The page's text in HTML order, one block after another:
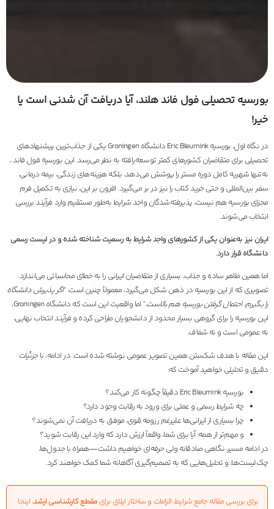
بورسیه تحصیلی فول فاند هلند، آیا دریافت آن شدنی است یا
خیر!
در نگاه اول، بورسیه Eric Bleumink دانشگاه Groningen یکی از جذاب‌ترین پیشنهادهای
تحصیلی برای متقاضیان کشورهای کمتر توسعه‌یافته به نظر می‌رسد. این بورسیه فول فاند ،
نه‌تنها شهریه کامل دوره مستر را پوشش می‌دهد، بلکه هزینه‌های زندگی، بیمه درمانی،
سفر بین‌المللی و حتی خرید کتاب را نیز در بر می‌گیرد. افزون بر این، نیازی به تکمیل فرم
مجزای بورسیه هم نیست، پذیرفته‌شدگان واجد شرایط به‌طور مستقیم وارد فرآیند بررسی
انتخاب می‌شوند.
ایران نیز به‌عنوان یکی از کشورهای واجد شرایط به رسمیت شناخته شده و در لیست رسمی
دانشگاه قرار دارد.
اما همین ظاهر ساده و جذاب، بسیاری از متقاضیان ایرانی را به خطای محاسباتی می‌اندازد.
تصویری که از این بورسیه در ذهن شکل می‌گیرد، معمولاً چنین است: “اگر پذیرش دانشگاه
را بگیرم، احتمال گرفتن بورسیه هم بالاست.
” اما واقعیت این است که دانشگاه Groningen،
این بورسیه را برای گروهی بسیار محدود از دانشجویان طراحی کرده و فرآیند انتخاب نهایی،
نه عمومی است و نه شفاف.
این مقاله با هدف شکستن همین تصویر عمومی نوشته شده است. در ادامه، با جزئیات
دقیق و تحلیلی خواهید آموخت که:
بورسیه Eric Bleumink دقیقاً چگونه کار می‌کند؟
چه شرایط رسمی و عملی برای ورود به رقابت وجود دارد؟
چرا بسیاری از ایرانی‌ها علیرغم رزومه قوی، موفق به دریافت آن نمی‌شوند؟
و مهم‌تر از همه: آیا برای شما، واقعاً ارزش دارد که وارد این رقابت شوید؟
در ادامه مسیر، نگاهی صادقانه ولی حرفه‌ای خواهیم داشت—همراه با جدول‌ها،
چک‌لیست‌ها، و تحلیل‌هایی که به تصمیم‌گیری آگاهانه شما کمک خواهند کرد.
برای بررسی مقاله جامع شرایط، الزامات و ساختار اپلای برای مقطع کارشناسی ارشد، اینجا